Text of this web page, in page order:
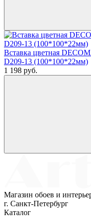
Вставка цветная
D209-13 (100*100*22мм)
1 198 руб.
Магазин обоев и
г. Санкт-Петербург
Каталог